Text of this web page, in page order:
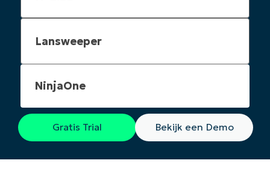
NinjaOne
Gratis Trial Bekijk een Demo